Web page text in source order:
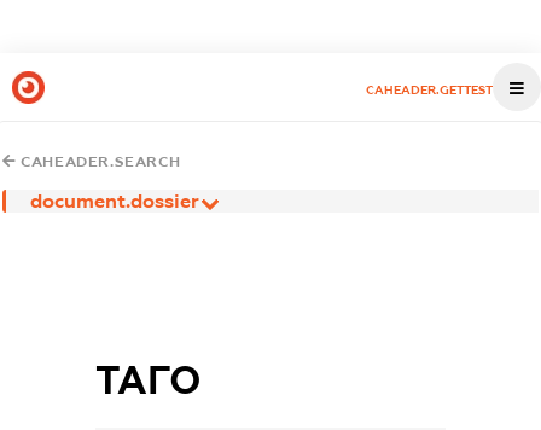
CAHEADER.GETTEST
CAHEADER.SEARCH
document.dossier
ТАГО